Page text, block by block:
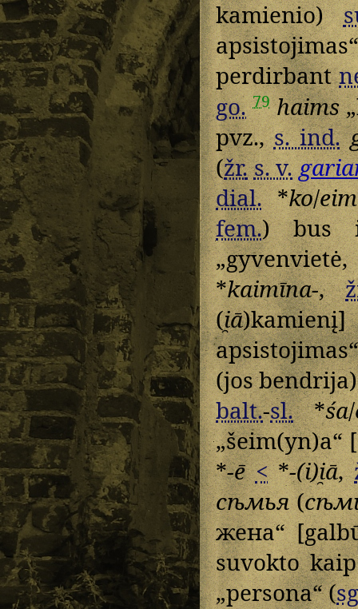
kamienio)
perdirbant
go. 79 haims
pvz.,s. ind.
(žr.s. v.
dial.*ko/
fem.) bus
*kaimīna-,
(i̯ā
apsistojimas“
(jos
balt.-sl.*śa/
„šeim(yn)a“ [
*-ē <*-(i)i̯ā,
сѣмья(
жена“
suvokto
„persona“ (